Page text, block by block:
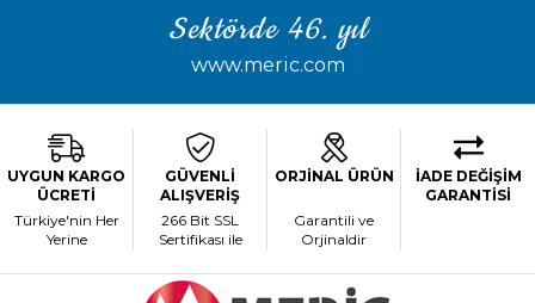
Sektörde 46. yıl
www.meric.com
UYGUN KARGO
ÜCRETİ
Türkiye'nin Her
Yerine
GÜVENLİ
ALIŞVERİŞ
266 Bit SSL
Sertifikası ile
ORJİNAL ÜRÜN
Garantili ve
Orjinaldir
İADE DEĞİŞİM
GARANTİSİ